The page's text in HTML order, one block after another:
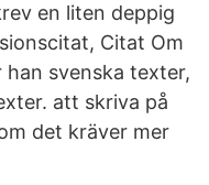
en liten deppig
Citat Om
svenska texter,
att skriva på
det kräver mer